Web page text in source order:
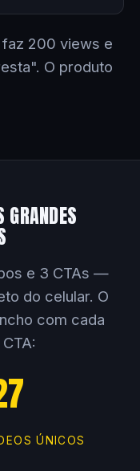
faz 200 views e
O produto
e 3 CTAs —
do celular. O
com cada
ÚNICOS